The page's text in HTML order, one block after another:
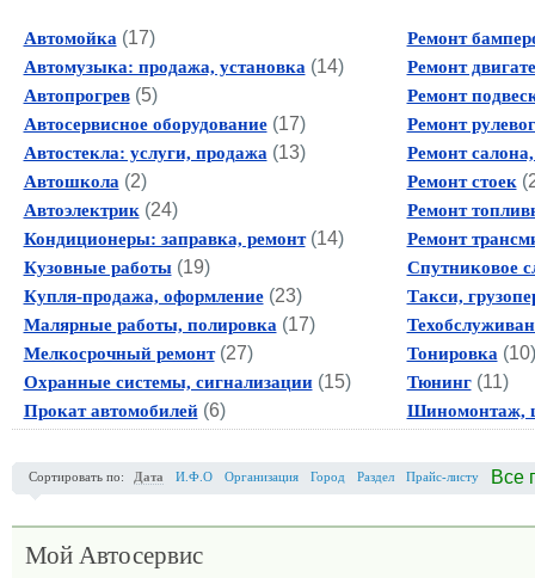
Автомойка (17)
Автомузыка: продажа, установка (14)
Автопрогрев(5)
Автосервисное оборудование(17)
Автостекла: услуги, продажа (13)
Автошкола (2)
Автоэлектрик (24)
Кондиционеры: заправка, ремонт(14)
Кузовные работы(19)
Купля-продажа, оформление(23)
Малярные работы, полировка (17)
Мелкосрочный ремонт(27)
Охранные системы, сигнализации(15)
Прокат автомобилей(6)
Ремонт
Ремонт
Ремонт
Ремонт
Ремонт
Ремонт стоек (
Ремонт
Ремонт
Спутниковое
Такси,
Тонировка (10)
Тюнинг(11)
Шиномонтаж,
Сортировать по: Дата И.Ф.О Организация Город Раздел Прайс-листу Все
Мой Автосервис